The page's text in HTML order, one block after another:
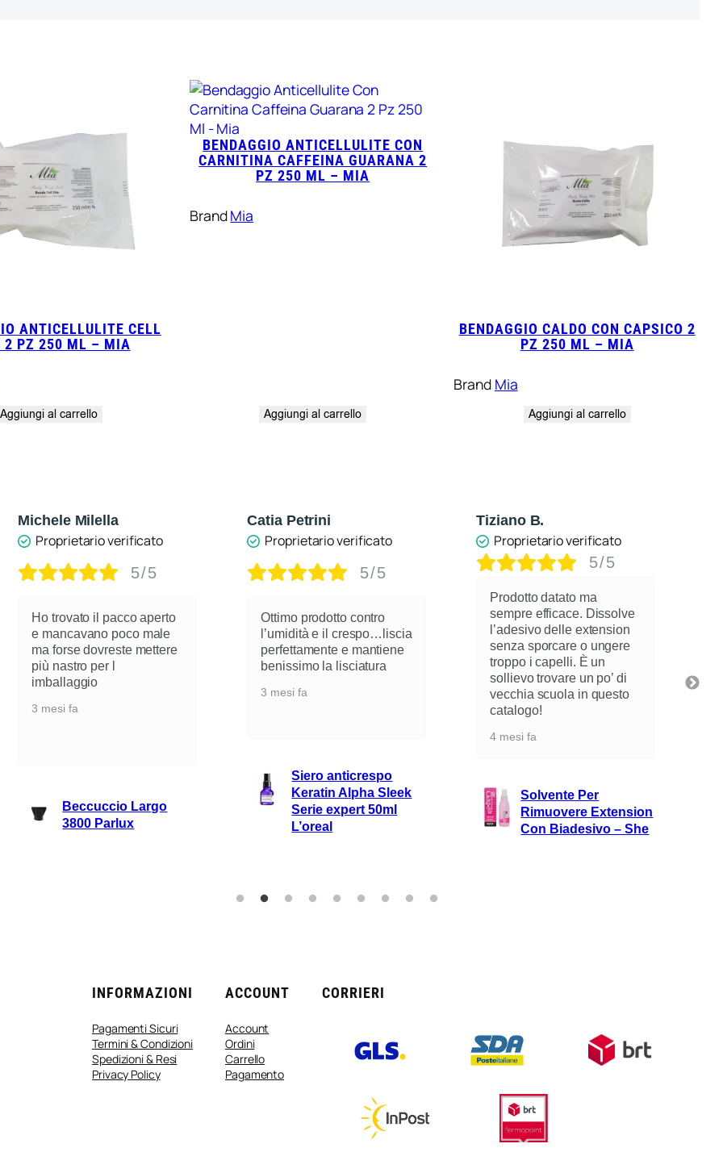
ANTICELLULITE CELL
2 PZ 250 ML – MIA
Aggiungi al carrello
BENDAGGIO ANTICELLULITE CON
CARNITINA CAFFEINA GUARANA 2
PZ 250 ML – MIA
BrandMia
Aggiungi al carrello
BENDAGGIO CALDO CON CAPSICO 2
PZ 250 ML – MIA
Brand Mia
Aggiungi al carrello
Catia Petrini
Proprietario verificato
5/5
Ottimo prodotto contro
l’umidità e il crespo…liscia
perfettamente e mantiene
benissimo la lisciatura
3 mesi fa
Serie expert 50ml
L’oreal
Tiziano B.
Proprietario verificato
5/5
sempre efficace. Dissolve
l’adesivo delle extension
senza sporcare o ungere
troppo i capelli. È un
vecchia scuola in questo
Solvente Per
Rimuovere Extension
Con Biadesivo – She
Anonimo
Proprietario verificato
5/5
Ottimo spray per la
riscrescita dei capelli, non
unge ,non sporca ed e ‘
molto coprente, lo
consiglio tanto
6 mesi fa
Touch Up 75 Ml
L’Oreal/Mb Mahogany
Brown
INFORMAZIONI
Pagamenti Sicuri
Termini & Condizioni
Spedizioni & Resi
Privacy Policy
ACCOUNT
Account
Ordini
Carrello
Pagamento
CORRIERI